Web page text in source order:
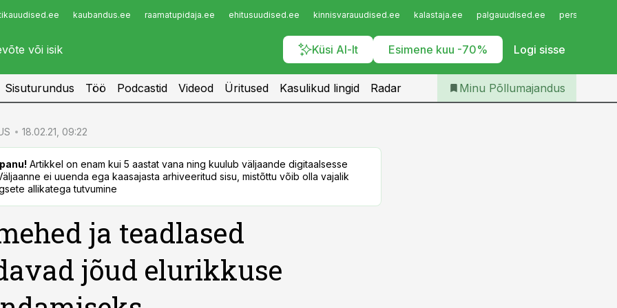
kaubandus.ee raamatupidaja.ee ehitusuudised.ee kinnisvarauudised.ee kalastaja.ee palgauudised.ee
Küsi AI-lt Esimene kuu -70% Logi sisse
Infopank
Iseteenindus
Telli Põllumajandus
Sisuturundus Töö Podcastid Videod Üritused Kasulikud lingid Radar Minu Põllumajandus
18.02.21, 09:22
Artikkel on enam kui 5 aastat vana ning kuulub väljaande digitaalsesse
ei uuenda ega kaasajasta arhiveeritud sisu, mistõttu võib olla vajalik
allikatega tutvumine
ja teadlased
jõud elurikkuse